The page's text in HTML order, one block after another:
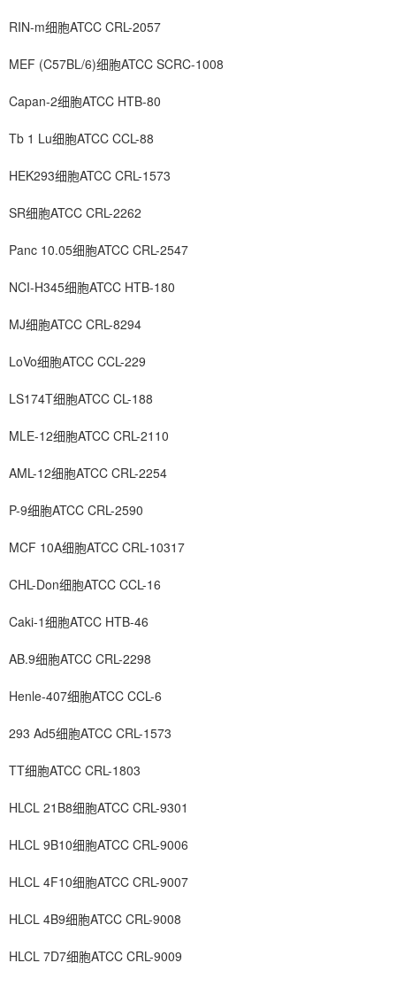
RIN-m细胞ATCC CRL-2057
MEF (C57BL/6)细胞ATCC SCRC-1008
Capan-2细胞ATCC HTB-80
Tb 1 Lu细胞ATCC CCL-88
HEK293细胞ATCC CRL-1573
SR细胞ATCC CRL-2262
Panc 10.05细胞ATCC CRL-2547
NCI-H345细胞ATCC HTB-180
MJ细胞ATCC CRL-8294
LoVo细胞ATCC CCL-229
LS174T细胞ATCC CL-188
MLE-12细胞ATCC CRL-2110
AML-12细胞ATCC CRL-2254
P-9细胞ATCC CRL-2590
MCF 10A细胞ATCC CRL-10317
CHL-Don细胞ATCC CCL-16
Caki-1细胞ATCC HTB-46
AB.9细胞ATCC CRL-2298
Henle-407细胞ATCC CCL-6
293 Ad5细胞ATCC CRL-1573
TT细胞ATCC CRL-1803
HLCL 21B8细胞ATCC CRL-9301
HLCL 9B10细胞ATCC CRL-9006
HLCL 4F10细胞ATCC CRL-9007
HLCL 4B9细胞ATCC CRL-9008
HLCL 7D7细胞ATCC CRL-9009